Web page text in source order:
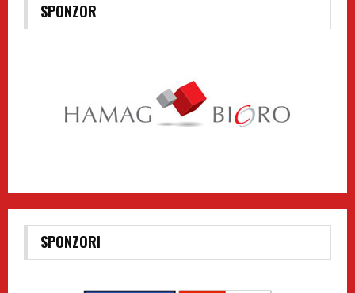
SPONZOR
SPONZORI